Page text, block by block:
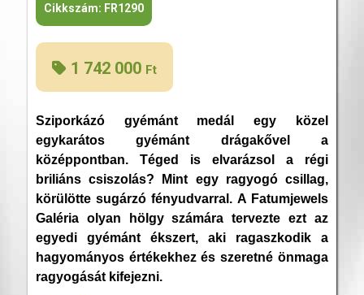
Cikkszám: FR1290
1 742 000 Ft
Sziporkázó gyémánt medál egy közel
egykarátos gyémánt drágakővel a
középpontban. Téged is elvarázsol a régi
briliáns csiszolás? Mint egy ragyogó csillag,
körülötte sugárzó fényudvarral. A Fatumjewels
Galéria olyan hölgy számára tervezte ezt az
egyedi gyémánt ékszert, aki ragaszkodik a
hagyományos értékekhez és szeretné önmaga
ragyogását kifejezni.